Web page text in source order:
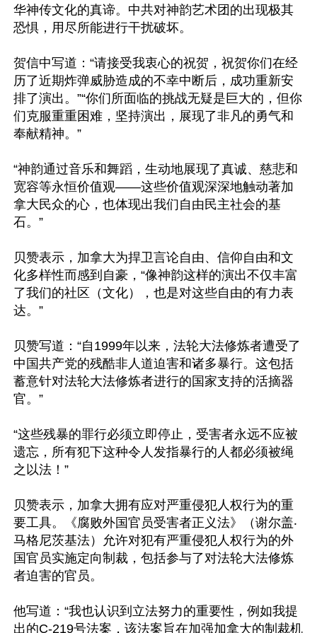
华神传文化的真谛。中共对神韵艺术团的出现极其
恐惧，用尽所能进行干扰破坏。
贺信中写道：“请接受我衷心的祝贺，祝贺你们在经
历了近期炸弹威胁造成的不幸中断后，成功重新安
排了演出。”“你们所面临的挑战无疑是巨大的，但你
们克服重重困难，坚持演出，展现了非凡的勇气和
奉献精神。”
“神韵通过音乐和舞蹈，生动地展现了真诚、慈悲和
宽容等永恒价值观——这些价值观深深地触动著加
拿大民众的心，也体现出我们自由民主社会的基
石。”
贝赞表示，加拿大为捍卫言论自由、信仰自由和文
化多样性而感到自豪，“像神韵这样的演出不仅丰富
了我们的社区（文化），也是对这些自由的有力表
达。”
贝赞写道：“自1999年以来，法轮大法修炼者遭受了
中国共产党的残酷非人道迫害和诸多暴行。这包括
蓄意针对法轮大法修炼者进行的国家支持的活摘器
官。”
“这些残暴的罪行必须立即停止，受害者永远不应被
遗忘，所有犯下这种令人发指暴行的人都必须被绳
之以法！”
贝赞表示，加拿大拥有应对严重侵犯人权行为的重
要工具。《腐败外国官员受害者正义法》（谢尔盖‧
马格尼茨基法）允许对犯有严重侵犯人权行为的外
国官员实施定向制裁，包括参与了对法轮大法修炼
者迫害的官员。
他写道：“我也认识到立法努力的重要性，例如我提
出的C-219号法案，该法案旨在加强加拿大的制裁机